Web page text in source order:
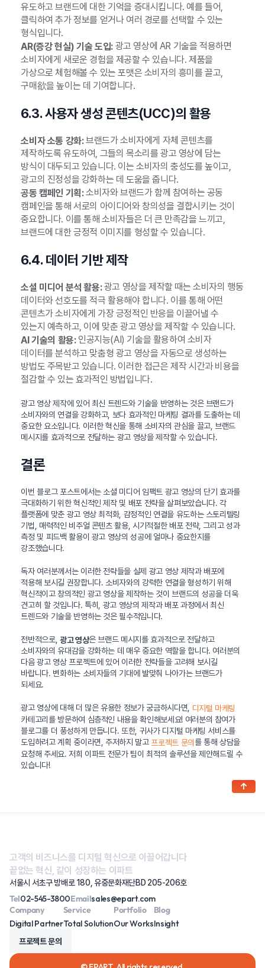
유도하고 브랜드에 대한 기억을 증대시킵니다. 예를 들어,
클릭하여 추가 정보를 얻거나 여러 경로를 선택할 수 있는
형식입니다.
AR(증강 현실) 기술 도입:광고 영상에 AR 기술을 적용하면
소비자에게 새로운 경험을 제공할 수 있습니다. 제품을
가상으로 체험해볼 수 있는 포맷은 소비자의 흥미를 끌고,
구매欲을 높이는 데 기여합니다.
6.3. 사용자 생성 콘텐츠(UCC)의 활용
소비자 소통 강화:브랜드가 소비자에게 자체 콘텐츠를
제작하도록 유도하여, 그들의 목소리를 광고 영상에 담는
방식이 대두되고 있습니다. 이는 소비자의 충성도를 높이고,
광고의 진정성을 강화하는 데 도움을 줍니다.
공동 캠페인 기획:소비자와 브랜드가 함께 참여하는 공동
캠페인을 통해 서로의 아이디어와 창의성을 결합시키는 것이
중요합니다. 이를 통해 소비자들은 더 큰 만족감을 느끼고,
브랜드에 대한 긍정적 이미지를 형성할 수 있습니다.
6.4. 데이터 기반 제작
소셜 미디어 분석 활용:광고 영상을 제작할 때는 소비자의 행동
데이터와 선호도를 적극 활용해야 합니다. 이를 통해 어떤
콘텐츠가 소비자에게 가장 긍정적인 반응을 이끌어낼 수
있는지 예측하고, 이에 맞춘 광고 영상을 제작할 수 있습니다.
AI 기술의 활용:인공지능(AI) 기술을 활용하여 소비자
데이터를 분석하고 맞춤형 광고 영상을 자동으로 생성하는
방법도 주목받고 있습니다. 이러한 접근은 제작 시간과 비용을
절감할 수 있는 효과적인 방법입니다.
광고 영상 제작에 있어 최신 트렌드와 기술을 반영하는 것은 브랜드가
소비자와의 연결을 강화하고, 보다 효과적인 마케팅 결과를 도출하는 데
중요한 요소입니다. 이러한 혁신을 통해 소비자의 관심을 끌고, 브랜드
메시지를 효과적으로 전달하는 광고 영상을 제작할 수 있습니다.
결론
이번 블로그 포스트에서는 소셜 미디어 임팩트 광고 영상의 단기 효과를
극대화하기 위한 혁신적인 제작 및 배포 전략을 살펴보았습니다. 각
플랫폼에 맞춘 광고 영상 최적화, 감정적인 연결을 유도하는 스토리텔링
기법, 매력적인 비주얼 콘텐츠 활용, 시기적절한 배포 전략, 그리고 성과
측정 및 피드백 활용이 광고 영상의 성공에 얼마나 중요한지를
강조했습니다.
독자 여러분께서는 이러한 전략들을 실제 광고 영상 제작과 배포에
적용해 보시길 권장합니다. 소비자와의 강력한 연결을 형성하기 위해
혁신적이고 창의적인 광고 영상을 제작하는 것이 브랜드의 성공을 더욱
견고히 할 것입니다. 특히, 광고 영상의 제작과 배포 과정에서 최신
트렌드와 기술을 반영하는 것은 필수적입니다.
전반적으로, 광고 영상은 브랜드 메시지를 효과적으로 전달하고
소비자와의 유대감을 강화하는 데 매우 중요한 역할을 합니다. 여러분의
다음 광고 영상 프로젝트에 있어 이러한 전략들을 고려해 보시길
바랍니다. 변화하는 소비자들의 기대에 발맞춰 나아가는 브랜드가
되세요.
광고 영상에 대해 더 많은 유용한 정보가 궁금하시다면, 디지털 마케팅
카테고리를 방문하여 심층적인 내용을 확인해보세요! 여러분의 참여가
블로그를 더 풍성하게 만듭니다. 또한, 귀사가 디지털 마케팅 서비스를
도입하려고 계획 중이라면, 주저하지 말고 프로젝트 문의 를 통해 상담을
요청해 주세요. 저희 이파트 전문가 팀이 최적의 솔루션을 제안해드릴 수
있습니다!
고객의 비즈니스를 디지털 혁신으로 이끌어갑니다
끝없는 혁신, 같이 성장하는 이파트
서울시 서초구 방배로 180, 유중문화재단BD 205-206호
Tel02-545-3800Emailsales@epart.com
Company
Digital Partner
Service
Total Solution
Portfolio
Our Works
Blog
Insight
프로젝트 문의
↑